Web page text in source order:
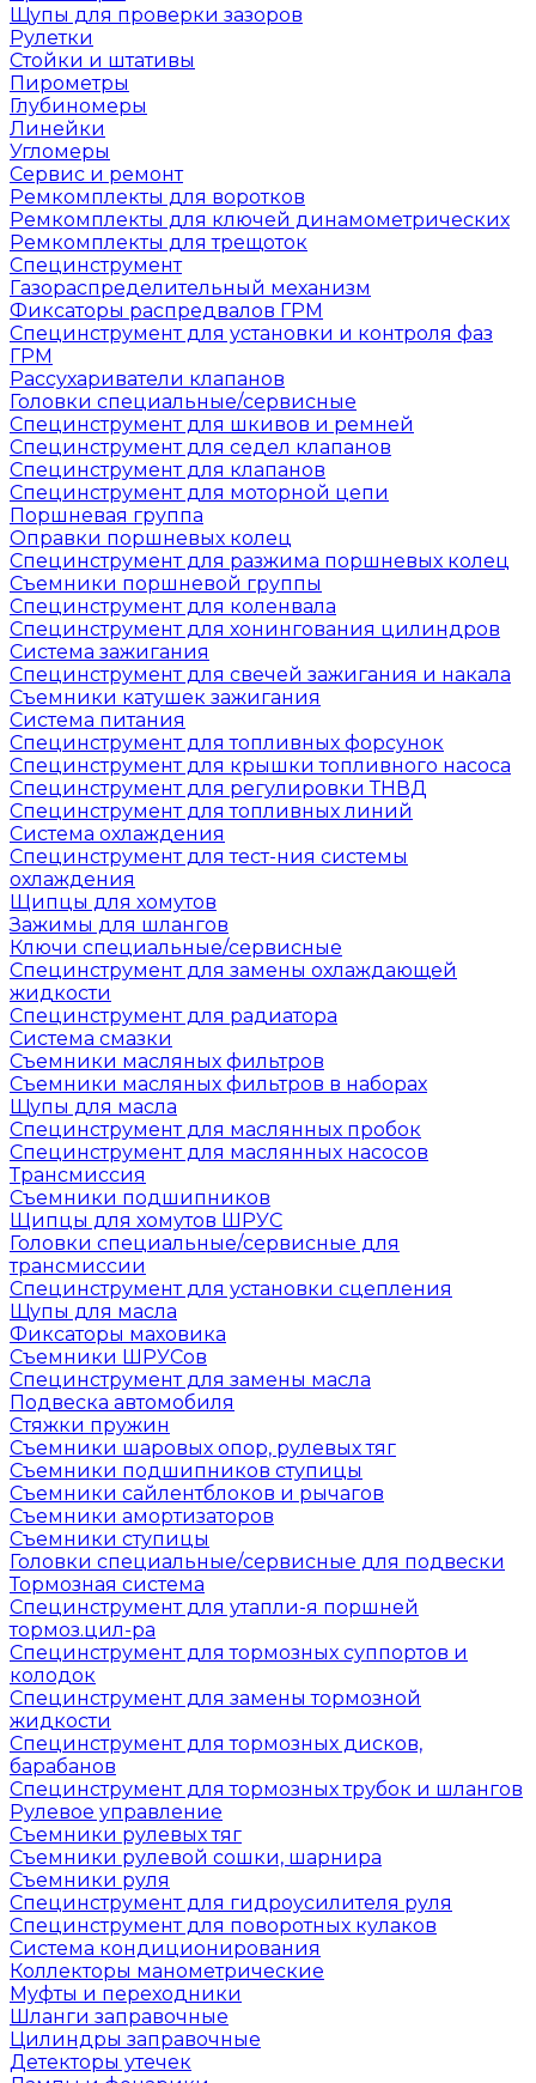
Щупы для проверки зазоров
Рулетки
Стойки и штативы
Пирометры
Глубиномеры
Линейки
Угломеры
Сервис и ремонт
Ремкомплекты для воротков
Ремкомплекты для ключей динамометрических
Ремкомплекты для трещоток
Специнструмент
Газораспределительный механизм
Фиксаторы распредвалов ГРМ
Специнструмент для установки и контроля фаз
ГРМ
Рассухариватели клапанов
Головки специальные/сервисные
Специнструмент для шкивов и ремней
Специнструмент для седел клапанов
Специнструмент для клапанов
Специнструмент для моторной цепи
Поршневая группа
Оправки поршневых колец
Специнструмент для разжима поршневых колец
Съемники поршневой группы
Специнструмент для коленвала
Специнструмент для хонингования цилиндров
Система зажигания
Специнструмент для свечей зажигания и накала
Съемники катушек зажигания
Система питания
Специнструмент для топливных форсунок
Специнструмент для крышки топливного насоса
Специнструмент для регулировки ТНВД
Специнструмент для топливных линий
Система охлаждения
Специнструмент для тест-ния системы
охлаждения
Щипцы для хомутов
Зажимы для шлангов
Ключи специальные/сервисные
Специнструмент для замены охлаждающей
жидкости
Специнструмент для радиатора
Система смазки
Съемники масляных фильтров
Съемники масляных фильтров в наборах
Щупы для масла
Специнструмент для маслянных пробок
Специнструмент для маслянных насосов
Трансмиссия
Съемники подшипников
Щипцы для хомутов ШРУС
Головки специальные/сервисные для
трансмиссии
Специнструмент для установки сцепления
Щупы для масла
Фиксаторы маховика
Съемники ШРУСов
Специнструмент для замены масла
Подвеска автомобиля
Стяжки пружин
Съемники шаровых опор, рулевых тяг
Съемники подшипников ступицы
Съемники сайлентблоков и рычагов
Съемники амортизаторов
Съемники ступицы
Головки специальные/сервисные для подвески
Тормозная система
Специнструмент для утапли-я поршней
тормоз.цил-ра
Специнструмент для тормозных суппортов и
колодок
Специнструмент для замены тормозной
жидкости
Специнструмент для тормозных дисков,
барабанов
Специнструмент для тормозных трубок и шлангов
Рулевое управление
Съемники рулевых тяг
Съемники рулевой сошки, шарнира
Съемники руля
Специнструмент для гидроусилителя руля
Специнструмент для поворотных кулаков
Система кондиционирования
Коллекторы манометрические
Муфты и переходники
Шланги заправочные
Цилиндры заправочные
Детекторы утечек